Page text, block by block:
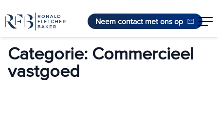
Neem contact met ons op
Categorie:Commercieel
vastgoed